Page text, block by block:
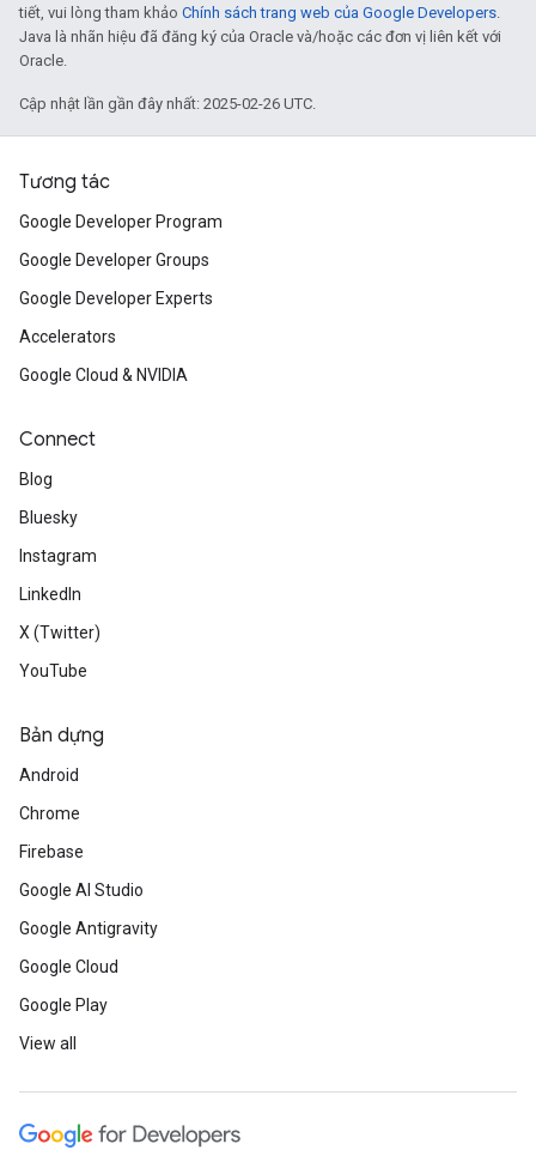
tiết, vui lòng tham khảo Chính sách trang web của Google Developers.
Java là nhãn hiệu đã đăng ký của Oracle và/hoặc các đơn vị liên kết với
Oracle.
Cập nhật lần gần đây nhất: 2025-02-26 UTC.
Tương tác
Google Developer Program
Google Developer Groups
Google Developer Experts
Accelerators
Google Cloud & NVIDIA
Connect
Blog
Bluesky
Instagram
LinkedIn
X (Twitter)
YouTube
Bản dựng
Android
Chrome
Firebase
Google AI Studio
Google Antigravity
Google Cloud
Google Play
View all